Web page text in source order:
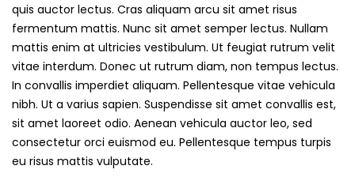
quis auctor lectus. Cras aliquam arcu sit amet risus
fermentum mattis. Nunc sit amet semper lectus. Nullam
mattis enim at ultricies vestibulum. Ut feugiat rutrum velit
vitae interdum. Donec ut rutrum diam, non tempus lectus.
In convallis imperdiet aliquam. Pellentesque vitae vehicula
nibh. Ut a varius sapien. Suspendisse sit amet convallis est,
sit amet laoreet odio. Aenean vehicula auctor leo, sed
consectetur orci euismod eu. Pellentesque tempus turpis
eu risus mattis vulputate.